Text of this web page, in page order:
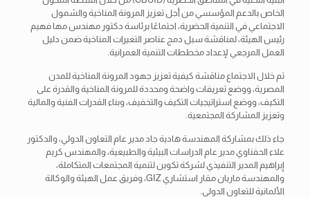
الخاص بالدعم المؤسسي من أجل تعزيز المرونة المناخية والشمول
الاجتماعي في التنمية الحضرية، اجتماعًا برئاسة دكتور مهندس مها فهيم
رئيس الهيئة، لمناقشة سبل دمج عناصر التغيرات المناخية ضمن دليل
العمل المرجعي لإعداد مخططات التنمية العمرانية.
تم خلال الاجتماع مناقشة كيفية تعزيز جهود المرونة المناخية للمدن
المصرية، ووضع تعريفات واضحة ومحددة للمرونة المناخية والقدرة على
التكيف، ووضع استراتيجيات التكيف والتخفيف، وبناء القدرات الفنية والمالية
وتعزيز المشاركة المجتمعية.
جاء ذلك بمشاركة المهندسة هادية جاد مدير عام التعاون الدولي، والدكتور
علاء الحفناوي مدير عام الدراسات البيئية والطبيعية، والمهندس كريم
إبراهيم المدير التنفيذي لشركة تكوين لتنمية المجتمعات المتكاملة،
والمهندسة ماريان مقار استشاري GIZ، وفريق عمل الهيئة والوكالة
الألمانية للتعاون الدولي.